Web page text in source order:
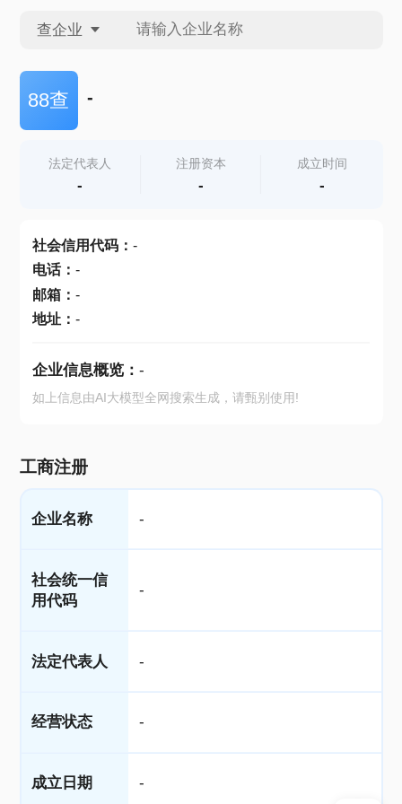
查企业
查企业
查产地
88查 -
法定代表人
-
注册资本
-
成立时间
-
社会信用代码： -
电话： -
邮箱： -
地址： -
企业信息概览： -
如上信息由AI大模型全网搜索生成，请甄别使用!
工商注册
企业名称 -
社会统一信
用代码
-
法定代表人 -
经营状态 -
成立日期 -